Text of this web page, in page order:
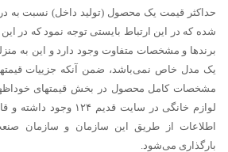
حداکثر قیمت یک محصول (تولید داخل) نسبت به
شده که در این ارتباط بایستی توجه نمود که در
برندها و مشخصات متفاوت وجود دارد و این به
یک مدل خاص نمی‌باشد، ضمن آنکه جزییات
مشخصات کامل محصول در بخش قیمتهای
لوازم خانگی در سایت
اطلاعات از طریق این سازمان و سازمان
بارگذاری می‌شود.